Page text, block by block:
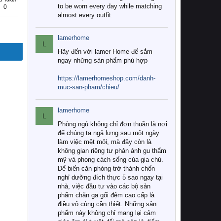
0
to be worn every day while matching
almost every outfit.
L
lamerhome
Hãy đến với lamer Home để sắm
ngay những sản phẩm phù hợp
https://lamerhomeshop.com/danh-
muc-san-pham/chieu/
L
lamerhome
Phòng ngủ không chỉ đơn thuần là nơi
để chúng ta ngả lưng sau một ngày
làm việc mệt mỏi, mà đây còn là
không gian riêng tư phản ánh gu thẩm
mỹ và phong cách sống của gia chủ.
Để biến căn phòng trở thành chốn
nghỉ dưỡng đích thực 5 sao ngay tại
nhà, việc đầu tư vào các bộ sản
phẩm chăn ga gối đệm cao cấp là
điều vô cùng cần thiết. Những sản
phẩm này không chỉ mang lại cảm